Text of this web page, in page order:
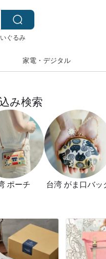
ぐるみ
家電・デジタル
み検索
ポーチ 台湾 がま口バッ